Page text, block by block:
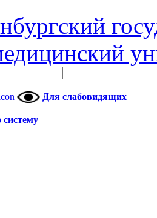
Для слабовидящих